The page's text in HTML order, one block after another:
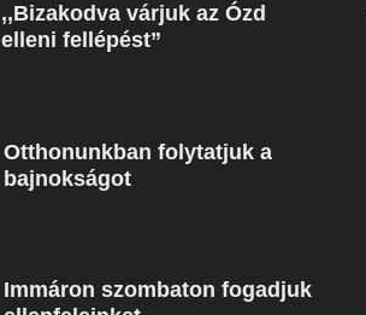
,,Bizakodva várjuk az Ózd
elleni fellépést”
Otthonunkban folytatjuk a
bajnokságot
Immáron szombaton fogadjuk